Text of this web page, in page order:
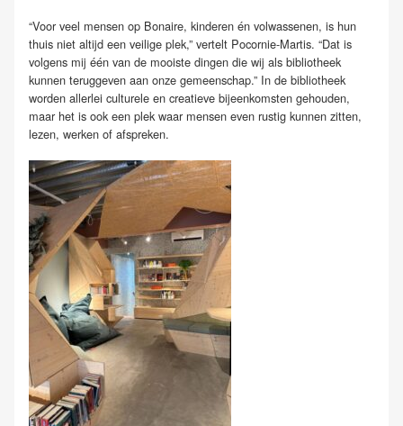
“Voor veel mensen op Bonaire, kinderen én volwassenen, is hun
thuis niet altijd een veilige plek,” vertelt Pocornie-Martis. “Dat is
volgens mij één van de mooiste dingen die wij als bibliotheek
kunnen teruggeven aan onze gemeenschap.” In de bibliotheek
worden allerlei culturele en creatieve bijeenkomsten gehouden,
maar het is ook een plek waar mensen even rustig kunnen zitten,
lezen, werken of afspreken.